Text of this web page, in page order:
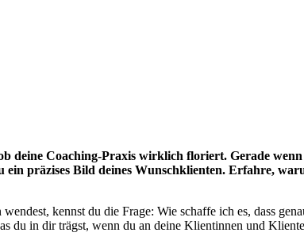
deine Coaching-Praxis wirklich floriert. Gerade
präzises Bild deines Wunschklienten. Erfahre,
kennst du die Frage: Wie schaffe ich es, dass
du in dir trägst, wenn du an deine Klientinnen und